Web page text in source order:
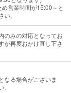
営業時間が15:00～と
。
のみの対応となってお
が再度おかけ直し下さ
なる場合がございま